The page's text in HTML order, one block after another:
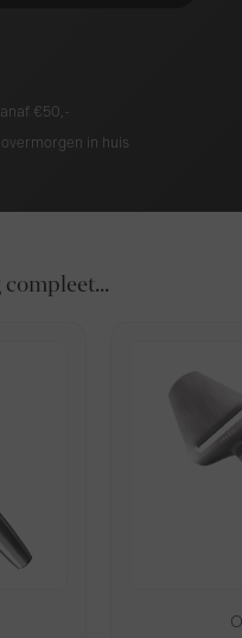
€50,-
in huis